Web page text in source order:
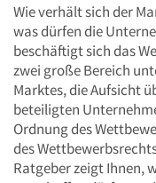
Wie verhält sich der
was dürfen die
beschäftigt sich das
zwei große Bereich
Marktes, die Aufsicht
beteiligten
Ordnung des
des
Ratgeber zeigt Ihnen,